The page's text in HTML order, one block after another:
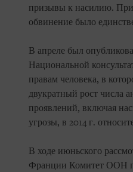
призывы к насилию. При
обвинение было
В апреле был
Национальной
правам человека, в
двукратный рост числа
проявлений, включая
угрозы, в 2014 г.
В ходе июньского
Франции Комитет ООН